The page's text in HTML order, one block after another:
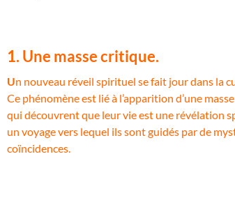
1. Une masse critique.
Un nouveau réveil spirituel se fait jour dans la
Ce phénomène est lié à l’apparition d’une
qui découvrent que leur vie est une révélation
un voyage vers lequel ils sont guidés par de
coïncidences.